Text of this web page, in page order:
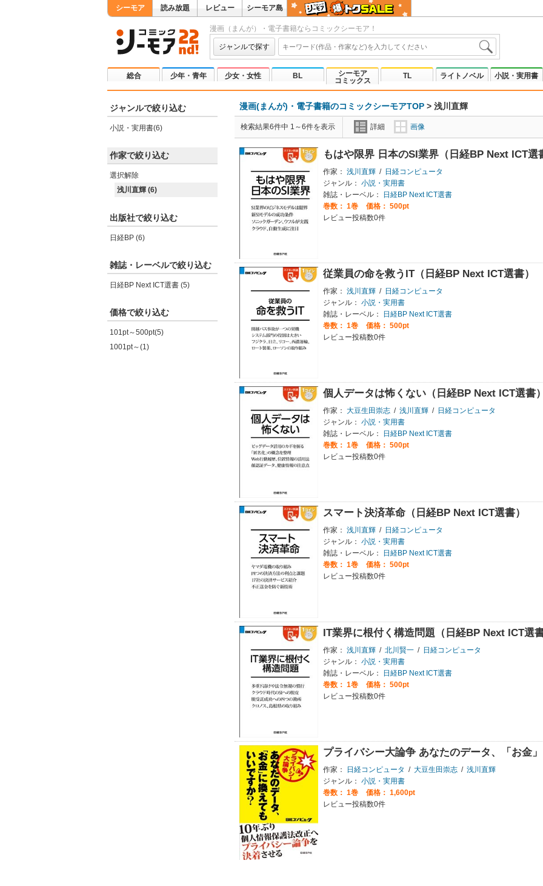
シーモア 読み放題 レビュー シーモア島
漫画（まんが）・電子書籍ならコミックシーモア！
ジャンルで探す
総合 少年・青年 少女・女性 BL
シーモア
コミックス
TL ライトノベル 小説・実用書
ジャンルで絞り込む
小説・実用書(6)
作家で絞り込む
選択解除
浅川直輝 (6)
出版社で絞り込む
日経BP (6)
雑誌・レーベルで絞り込む
日経BP Next ICT選書 (5)
価格で絞り込む
101pt～500pt(5)
1001pt～(1)
漫画(まんが)・電子書籍のコミックシーモアTOP > 浅川直輝
検索結果6件中 1～6件を表示 詳細 画像
もはや限界 日本のSI業界（日経BP Next ICT選
作家： 浅川直輝 /
日経コンピュータ
ジャンル： 小説・実用書
雑誌・レーベル：
日経BP Next ICT選書
巻数： 1巻
価格： 500pt
レビュー投稿数0件
従業員の命を救うIT（日経BP Next ICT選書）
作家： 浅川直輝 /
日経コンピュータ
ジャンル： 小説・実用書
雑誌・レーベル：
日経BP Next ICT選書
巻数： 1巻
価格： 500pt
レビュー投稿数0件
個人データは怖くない（日経BP Next ICT選書
作家： 大豆生田崇志 / 浅川直輝 /
日経コンピュータ
ジャンル： 小説・実用書
雑誌・レーベル：
日経BP Next ICT選書
巻数： 1巻
価格： 500pt
レビュー投稿数0件
スマート決済革命（日経BP Next ICT選書）
作家： 浅川直輝 /
日経コンピュータ
ジャンル： 小説・実用書
雑誌・レーベル：
日経BP Next ICT選書
巻数： 1巻
価格： 500pt
レビュー投稿数0件
IT業界に根付く構造問題（日経BP Next ICT選
作家： 浅川直輝 / 北川賢一 /
日経コンピュータ
ジャンル： 小説・実用書
雑誌・レーベル：
日経BP Next ICT選書
巻数： 1巻
価格： 500pt
レビュー投稿数0件
プライバシー大論争 あなたのデータ、「お金
作家： 日経コンピュータ / 大豆生田崇志 / 浅川直輝
ジャンル： 小説・実用書
巻数： 1巻
価格： 1,600pt
レビュー投稿数0件